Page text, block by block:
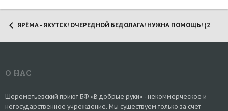
ЯРЁМА - ЯКУТСК! ОЧЕРЕДНОЙ БЕДОЛАГА! НУЖНА ПОМОЩЬ! (2025)
О НАС
Шереметьевский приют БФ «В добрые руки» - некоммерческое и
негосударственное учреждение. Мы существуем только за счет